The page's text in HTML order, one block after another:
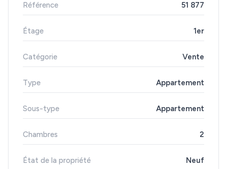
Référence 51 877
Étage 1er
Catégorie Vente
Type Appartement
Sous-type Appartement
Chambres 2
État de la propriété Neuf